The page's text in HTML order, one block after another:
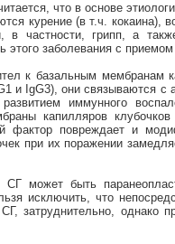
что в основе
курение (в т.ч. кокаина),
в частности, грипп, а
этого заболевания с
к базальным
и IgG3), они связываются
иммунного
капилляров
фактор повреждает и
при их поражении
СГ может быть
исключить, что
затруднительно, однако